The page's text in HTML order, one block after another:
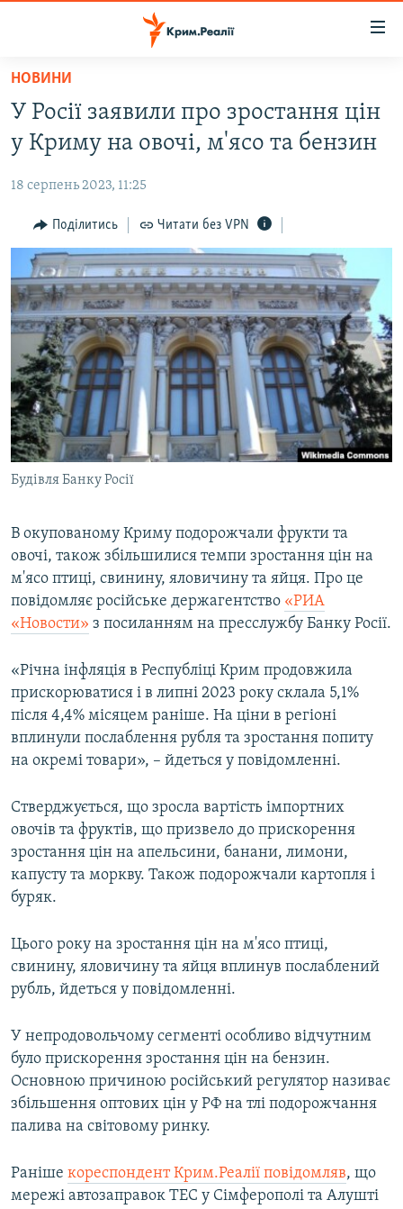
Перейти
основного
матеріалу
Перейти
до
навігації
Перейти
до
пошуку
ВІДЕО ТА ФОТО
ПОЛІТИКА
БЛОГИ
ПОГЛЯД
ІНТЕРВ'Ю
ВСЕ ЗА ДЕНЬ
СПЕЦПРОЕКТИ
ДЕПОРТАЦІЯ
ВІДЕОУРОКИ «ELIFBE»
СВІДЧЕННЯ ОКУПАЦІЇ
УКРАЇНСЬКА ПРОБЛЕМА КРИМУ
ЯК ОБІЙТИ БЛОКУВАННЯ
Русский
Qırımtatar
Усі сайти RFE/RL
НОВИНИ
У Росії заявили про зростання цін
у Криму на овочі, м'ясо та бензин
18 серпень 2023, 11:25
Поділитись Читати без VPN
Будівля Банку Росії
В окупованому Криму подорожчали фрукти та
овочі, також збільшилися темпи зростання цін на
м'ясо птиці, свинину, яловичину та яйця. Про це
повідомляє російське держагентство «РИА
«Новости» з посиланням на пресслужбу Банку Росії.
«Річна інфляція в Республіці Крим продовжила
прискорюватися і в липні 2023 року склала 5,1%
після 4,4% місяцем раніше. На ціни в регіоні
вплинули послаблення рубля та зростання попиту
на окремі товари», – йдеться у повідомленні.
Стверджується, що зросла вартість імпортних
овочів та фруктів, що призвело до прискорення
зростання цін на апельсини, банани, лимони,
капусту та моркву. Також подорожчали картопля і
буряк.
Цього року на зростання цін на м'ясо птиці,
свинину, яловичину та яйця вплинув послаблений
рубль, йдеться у повідомленні.
У непродовольчому сегменті особливо відчутним
було прискорення зростання цін на бензин.
Основною причиною російський регулятор називає
збільшення оптових цін у РФ на тлі подорожчання
палива на світовому ринку.
Раніше кореспондент Крим.Реалії повідомляв, що
мережі автозаправок ТЕС у Сімферополі та Алушті